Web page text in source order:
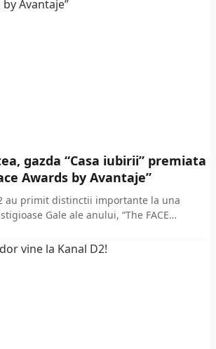
gazda “Casa iubirii” premiata
Awards by Avantaje”
au primit distinctii importante la una
Gale ale anului, “The FACE